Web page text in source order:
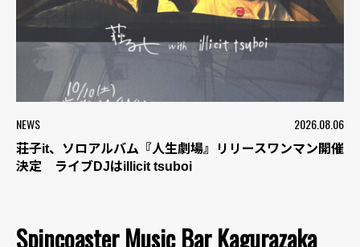
NEWS 2026.08.06
荘子it、ソロアルバム『人生劇場』リリースワンマン開催
決定 ライブDJはillicit tsuboi
Spincoaster Music Bar Kagurazaka